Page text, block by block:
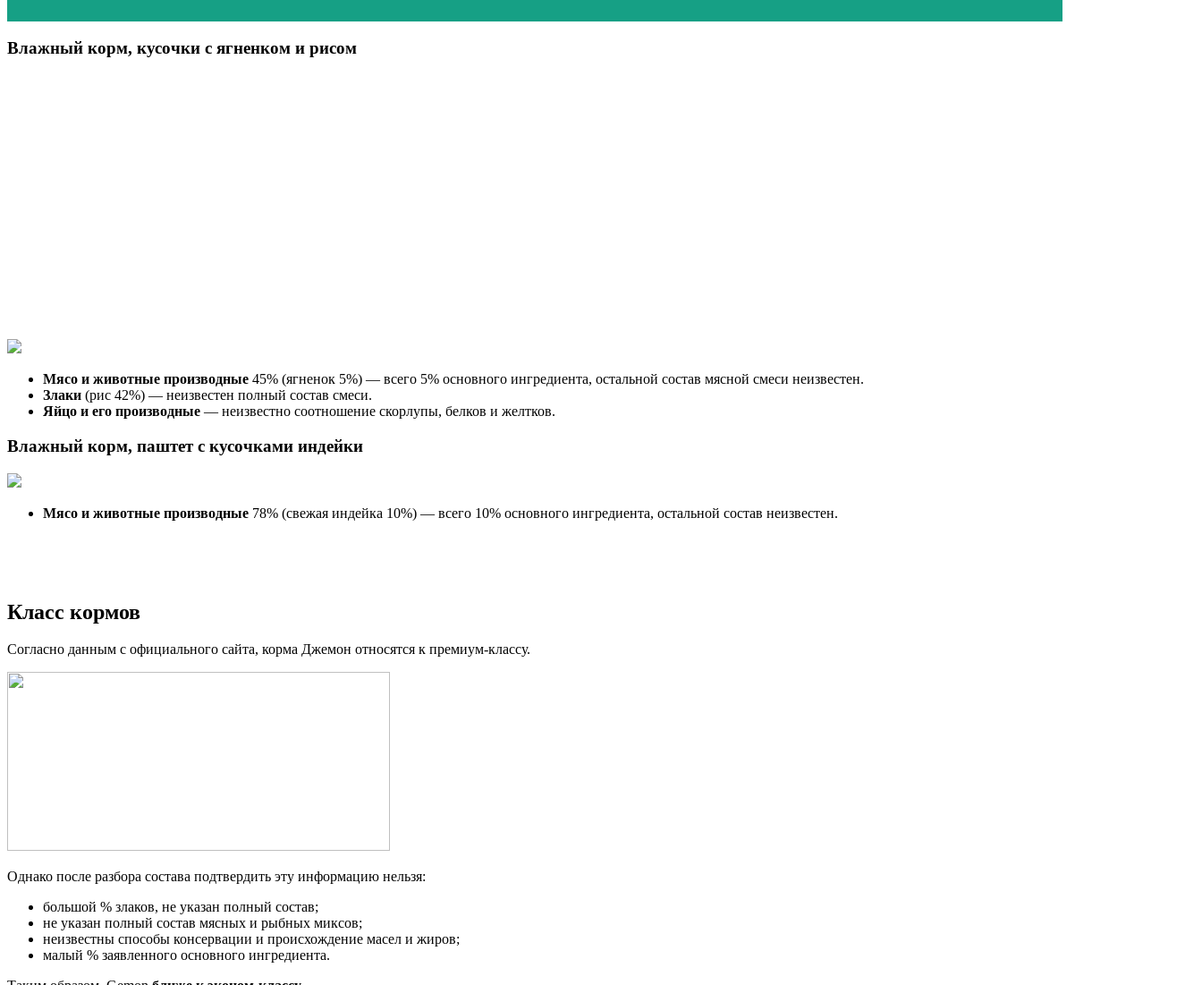
Влажный корм, кусочки с ягненком и рисом
Мясо и животные производные 45% (ягненок 5%) — всего 5% основного ингредиента, остальной состав мясной смеси неизвестен.
Злаки (рис 42%) — неизвестен полный состав смеси.
Яйцо и его производные — неизвестно соотношение скорлупы, белков и желтков.
Влажный корм, паштет с кусочками индейки
Мясо и животные производные 78% (свежая индейка 10%) — всего 10% основного ингредиента, остальной состав неизвестен.
Класс кормов
Согласно данным с официального сайта, корма Джемон относятся к премиум-классу.
Однако после разбора состава подтвердить эту информацию нельзя:
большой % злаков, не указан полный состав;
не указан полный состав мясных и рыбных миксов;
неизвестны способы консервации и происхождение масел и жиров;
малый % заявленного основного ингредиента.